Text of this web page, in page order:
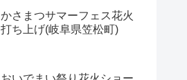
かさまつサマーフェス花火
打ち上げ(岐阜県笠松町)